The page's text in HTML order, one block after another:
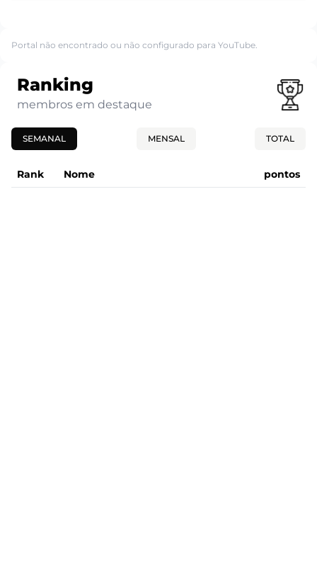
Portal não encontrado ou não configurado para YouTube.
Ranking
membros em destaque
SEMANAL MENSAL TOTAL
Rank Nome pontos